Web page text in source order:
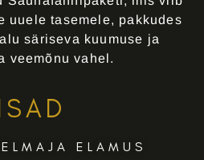
uuele tasemele, pakkudes
säriseva kuumuse ja
veemõnu vahel.
ELAMUS